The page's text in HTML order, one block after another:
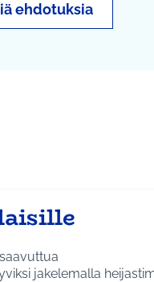
ehdotuksia
jakelemalla